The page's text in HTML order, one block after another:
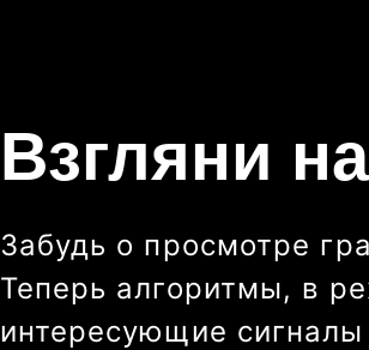
Взгляни
Забудь о просмотре
Теперь алгоритмы, в
интересующие сигналы